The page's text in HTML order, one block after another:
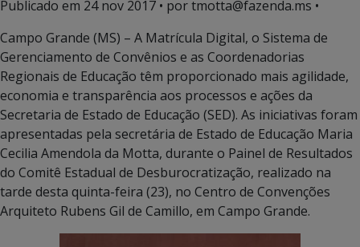
Publicado em 24 nov 2017 • por tmotta@fazenda.ms •
Campo Grande (MS) – A Matrícula Digital, o Sistema de
Gerenciamento de Convênios e as Coordenadorias
Regionais de Educação têm proporcionado mais agilidade,
economia e transparência aos processos e ações da
Secretaria de Estado de Educação (SED). As iniciativas foram
apresentadas pela secretária de Estado de Educação Maria
Cecilia Amendola da Motta, durante o Painel de Resultados
do Comitê Estadual de Desburocratização, realizado na
tarde desta quinta-feira (23), no Centro de Convenções
Arquiteto Rubens Gil de Camillo, em Campo Grande.